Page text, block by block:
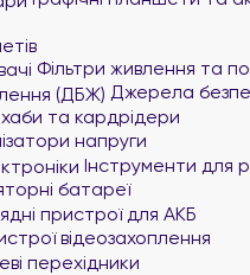
Фільтри живлення та
Джерела
та кардрідери
напруги
Інструменти для
батареї
пристрої для АКБ
відеозахоплення
перехідники